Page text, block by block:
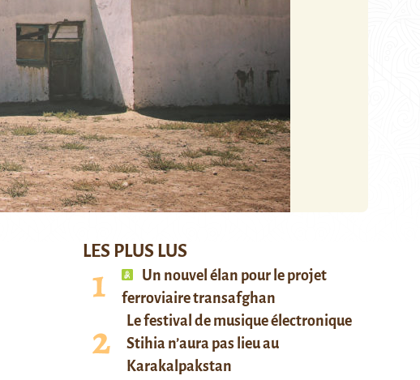
LES PLUS LUS
Un nouvel élan pour le projet
ferroviaire transafghan
Le festival de musique électronique
Stihia n’aura pas lieu au
Karakalpakstan